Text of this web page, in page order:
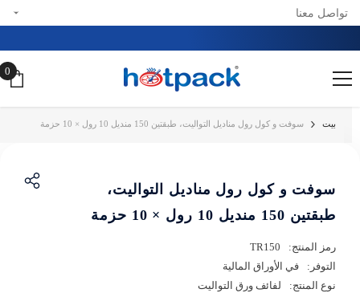
تخطي إلى المحتوى
تواصل معنا
0
0
بيت سوفت و كول رول مناديل التواليت، طبقتين 150 منديل 10 رول × 10 حزمة
سوفت و كول رول مناديل التواليت،
طبقتين 150 منديل 10 رول × 10 حزمة
رمز المنتج:
TR150
التوفر:
في الأوراق المالية
نوع المنتج:
لفائف ورق التواليت